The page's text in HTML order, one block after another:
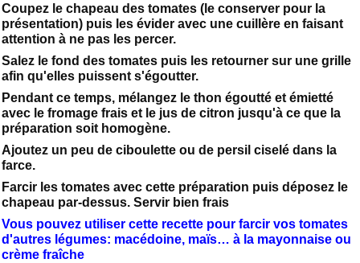
Coupez le chapeau des tomates (le conserver pour la
présentation) puis les évider avec une cuillère en faisant
attention à ne pas les percer.
Salez le fond des tomates puis les retourner sur une grille
afin qu'elles puissent s'égoutter.
Pendant ce temps, mélangez le thon égoutté et émietté
avec le fromage frais et le jus de citron jusqu'à ce que la
préparation soit homogène.
Ajoutez un peu de ciboulette ou de persil ciselé dans la
farce.
Farcir les tomates avec cette préparation puis déposez le
chapeau par-dessus. Servir bien frais
Vous pouvez utiliser cette recette pour farcir vos tomates
d'autres légumes: macédoine, maïs… à la mayonnaise ou
crème fraîche